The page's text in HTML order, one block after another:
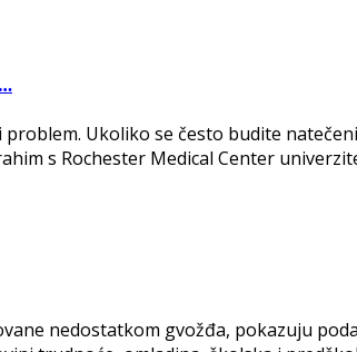
Ukoliko se često budite
s Rochester Medical Center
nedostatkom gvožđa, pokazuju